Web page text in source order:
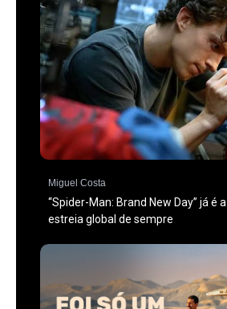
Miguel Costa
“Spider-Man: Brand New Day” já é
estreia global de sempre